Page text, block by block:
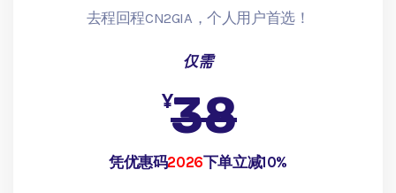
去程回程CN2GIA，个人用户首选！
仅需
¥38
凭优惠码2026下单立减10%